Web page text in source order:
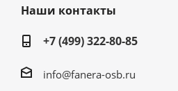
Наши контакты
+7 (499) 322-80-85
info@fanera-osb.ru